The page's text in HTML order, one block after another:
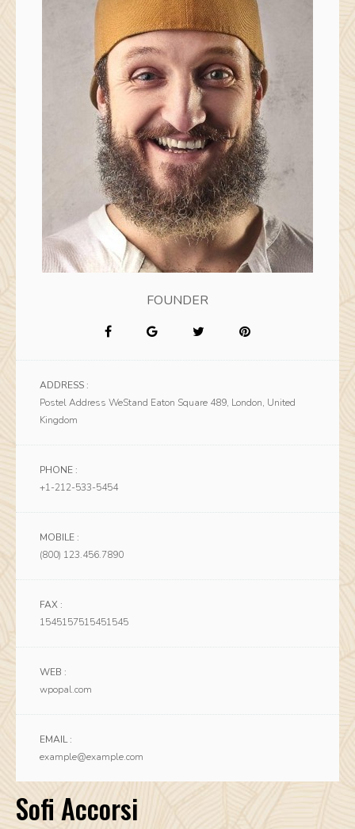
FOUNDER
ADDRESS :
Postel Address WeStand Eaton Square 489, London, United
Kingdom
PHONE :
+1-212-533-5454
MOBILE :
(800) 123.456.7890
FAX :
1545157515451545
WEB :
wpopal.com
EMAIL :
example@example.com
Sofi Accorsi